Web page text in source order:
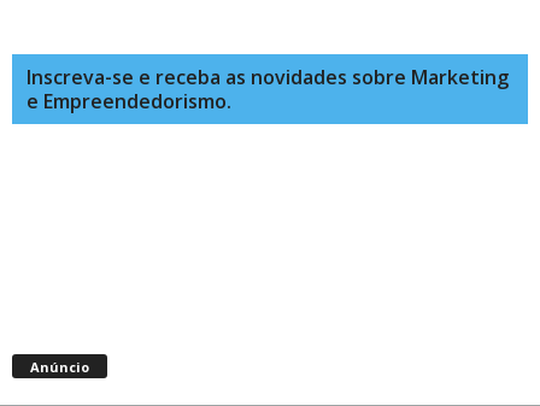
Inscreva-se e receba as novidades sobre Marketing
e Empreendedorismo.
Anúncio